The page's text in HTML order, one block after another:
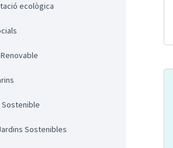
ecològica
Renovable
Sostenible
Sostenibles